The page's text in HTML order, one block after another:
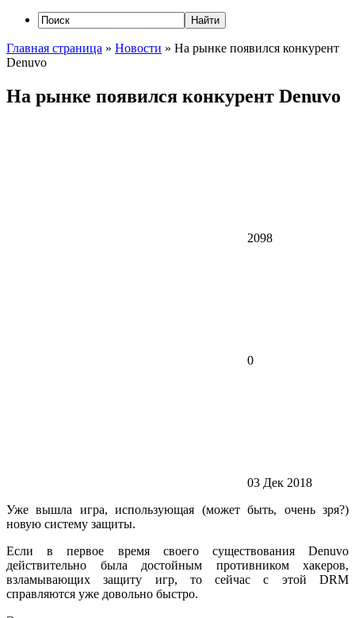
Главная страница » Новости » На рынке появился конкурент
Denuvo
На рынке появился конкурент Denuvo
2098
0
03 Дек 2018
Уже вышла игра, использующая (может быть, очень зря?)
новую систему защиты.
Если в первое время своего существования Denuvo
действительно была достойным противником хакеров,
взламывающих защиту игр, то сейчас с этой DRM
справляются уже довольно быстро.